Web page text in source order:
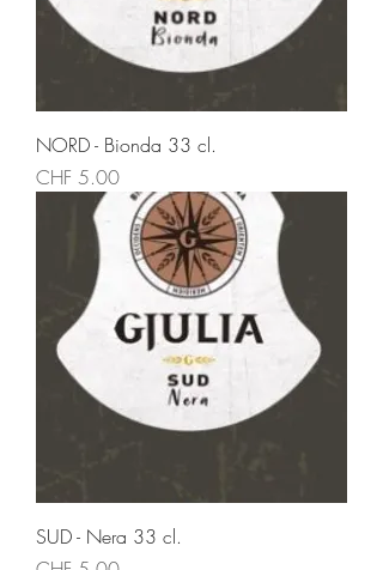
NORD - Bionda 33 cl.
Prezzo
CHF 5.00
SUD - Nera 33 cl.